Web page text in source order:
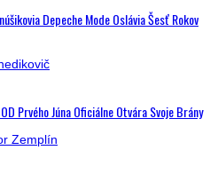
Depeche Mode Oslávia Šesť Rokov
Prvého Júna Oficiálne Otvára Svoje Brány